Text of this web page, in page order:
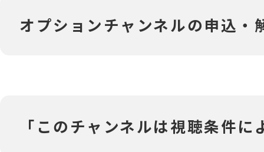
オプションチャンネルの申込・
「このチャンネルは視聴条件